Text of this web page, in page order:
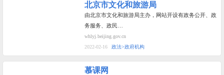
北京市文化和旅游局
由北京市文化和旅游局主办，网站开设有政务公开、政
务服务、政民…
whlyj.beijing.gov.cn
2022-02-16
政法>政府机构
慕课网